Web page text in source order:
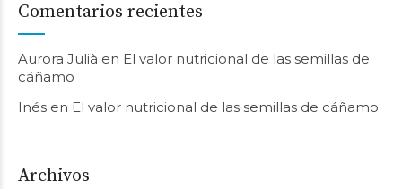
Comentarios recientes
Aurora Julià en El valor nutricional de las semillas de
cáñamo
Inés en El valor nutricional de las semillas de cáñamo
Archivos